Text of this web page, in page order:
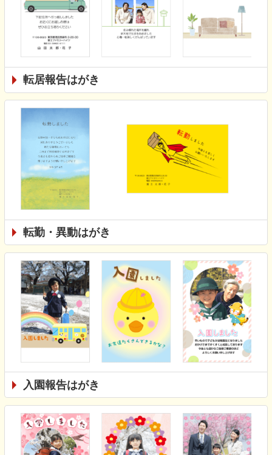
転居報告はがき
転勤・異動はがき
入園報告はがき